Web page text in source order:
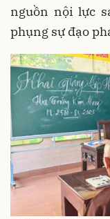
nguồn nội lực
phụng sự đạo